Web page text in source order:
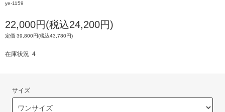
ye-1159
22,000円(税込24,200円)
定価 39,800円(税込43,780円)
在庫状況 4
サイズ